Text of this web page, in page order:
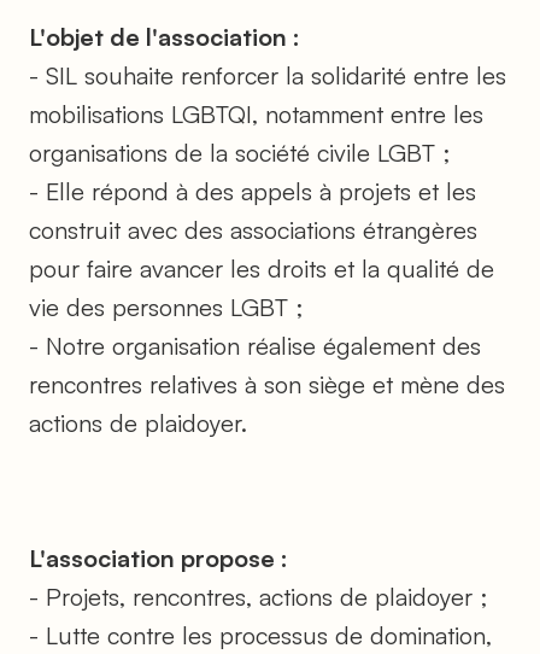
L'objet de l'association :
- SIL souhaite renforcer la solidarité entre les
mobilisations LGBTQI, notamment entre les
organisations de la société civile LGBT ;
- Elle répond à des appels à projets et les
construit avec des associations étrangères
pour faire avancer les droits et la qualité de
vie des personnes LGBT ;
- Notre organisation réalise également des
rencontres relatives à son siège et mène des
actions de plaidoyer.
L'association propose :
- Projets, rencontres, actions de plaidoyer ;
- Lutte contre les processus de domination,